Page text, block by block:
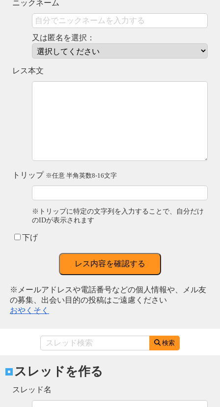
ニックネーム
又は匿名を選択：
レス本文
トリップ ※任意 半角英数8-16文字
※トリップに特定の文字列を入力することで、自分だけ
のIDが表示されます
下げ
レス内容を確認する
※メールアドレスや電話番号などの個人情報や、メル友
の募集、出会い目的の投稿はご遠慮ください
おやくそく
検索
スレッドを作る
スレッド名